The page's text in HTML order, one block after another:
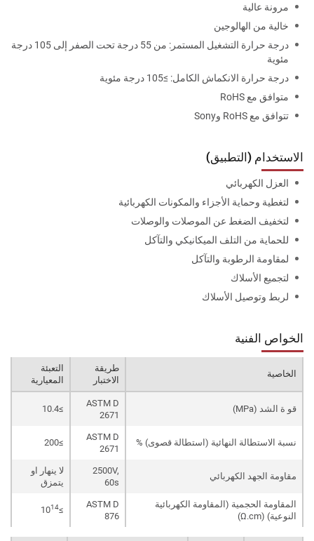
مرونة عالية
خالية من الهالوجين
درجة حرارة التشغيل المستمر: من 55 درجة تحت الصفر إلى 105 درجة
مئوية
درجة حرارة الانكماش الكامل: ≥105 درجة مئوية
متوافق مع RoHS
تتوافق مع RoHS وSony
الاستخدام (التطبيق)
العزل الكهربائي
لتغطية وحماية الأجزاء والمكونات الكهربائية
لتخفيف الضغط عن الموصلات والوصلات
للحماية من التلف الميكانيكي والتآكل
لمقاومة الرطوبة والتآكل
لتجميع الأسلاك
لربط وتوصيل الأسلاك
الخواص الفنية
الخاصية
طريقة
الاختبار
التعبئة
المعيارية
قو ة الشد (MPa)
ASTM D
2671
≥10.4
نسبة الاستطالة النهائية (استطالة قصوى) %
ASTM D
2671
≥200
مقاومة الجهد الكهربائي
2500V,
60s
لا ينهار او
يتمزق
المقاومة الحجمية (المقاومة الكهربائية
النوعية) (Ω.cm)
ASTM D
876
≥10
14